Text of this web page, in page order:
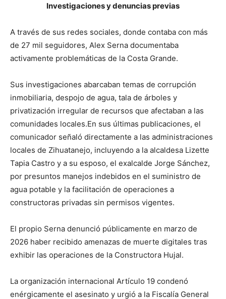
Investigaciones y denuncias previas
A través de sus redes sociales, donde contaba con más
de 27 mil seguidores, Alex Serna documentaba
activamente problemáticas de la Costa Grande.
Sus investigaciones abarcaban temas de corrupción
inmobiliaria, despojo de agua, tala de árboles y
privatización irregular de recursos que afectaban a las
comunidades locales.En sus últimas publicaciones, el
comunicador señaló directamente a las administraciones
locales de Zihuatanejo, incluyendo a la alcaldesa Lizette
Tapia Castro y a su esposo, el exalcalde Jorge Sánchez,
por presuntos manejos indebidos en el suministro de
agua potable y la facilitación de operaciones a
constructoras privadas sin permisos vigentes.
El propio Serna denunció públicamente en marzo de
2026 haber recibido amenazas de muerte digitales tras
exhibir las operaciones de la Constructora Hujal.
La organización internacional Artículo 19 condenó
enérgicamente el asesinato y urgió a la Fiscalía General